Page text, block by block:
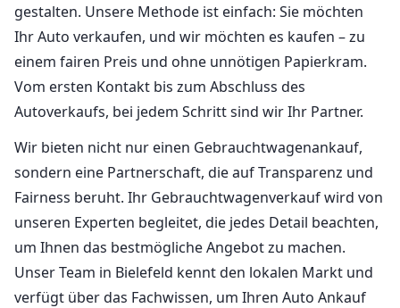
gestalten. Unsere Methode ist einfach: Sie möchten
Ihr Auto verkaufen, und wir möchten es kaufen – zu
einem fairen Preis und ohne unnötigen Papierkram.
Vom ersten Kontakt bis zum Abschluss des
Autoverkaufs, bei jedem Schritt sind wir Ihr Partner.
Wir bieten nicht nur einen Gebrauchtwagenankauf,
sondern eine Partnerschaft, die auf Transparenz und
Fairness beruht. Ihr Gebrauchtwagenverkauf wird von
unseren Experten begleitet, die jedes Detail beachten,
um Ihnen das bestmögliche Angebot zu machen.
Unser Team in Bielefeld kennt den lokalen Markt und
verfügt über das Fachwissen, um Ihren Auto Ankauf